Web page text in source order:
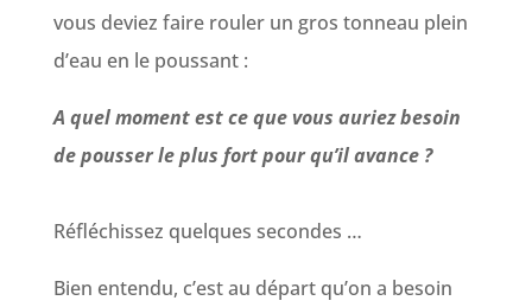
vous deviez faire rouler un gros tonneau plein
d’eau en le poussant :
A quel moment est ce que vous auriez besoin
de pousser le plus fort pour qu’il avance ?
Réfléchissez quelques secondes …
Bien entendu, c’est au départ qu’on a besoin